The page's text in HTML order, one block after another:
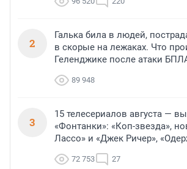
2
Галька била в людей,
в скорые на лежаках. Что
Геленджике после атаки
89 948
3
15 телесериалов августа —
«Фонтанки»: «Коп-звезда»,
Лассо» и «Джек Ричер»,
72 753 27